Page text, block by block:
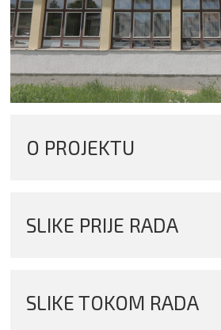
O PROJEKTU
SLIKE PRIJE RADA
SLIKE TOKOM RADA